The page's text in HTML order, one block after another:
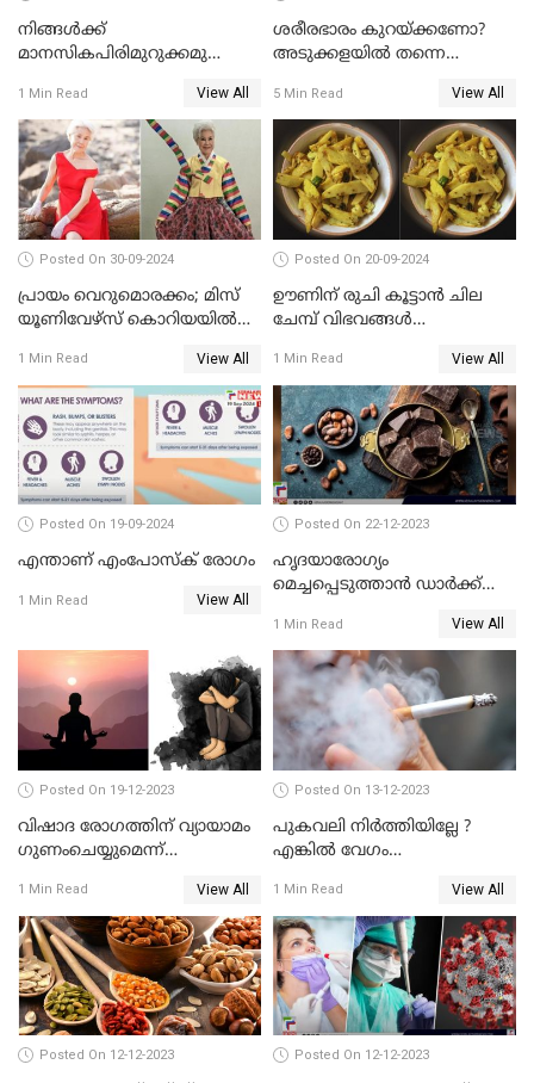
നിങ്ങൾക്ക്
മാനസികപിരിമുറുക്കമുണ്ടോ ?
അറിഞ്ഞിരിക്കുക
1 Min Read View All
ശരീരഭാരം കുറയ്ക്കണോ?
അടുക്കളയിൽ തന്നെ
5 Min Read View All
Posted On 30-09-2024
പ്രായം വെറുമൊരക്കം; മിസ്
യൂണിവേഴ്‌സ് കൊറിയയില്‍
1 Min Read View All
Posted On 20-09-2024
ഊണിന് രുചി കൂട്ടാൻ ചില
ചേമ്പ് വിഭവങ്ങൾ
1 Min Read View All
Posted On 19-09-2024
എന്താണ് എംപോസ്‌ക് രോഗം
1 Min Read View All
Posted On 22-12-2023
ഹൃദയാരോഗ്യം
മെച്ചപ്പെടുത്താന്‍ ഡാര്‍ക്ക്
1 Min Read View All
Posted On 19-12-2023
വിഷാദ രോഗത്തിന് വ്യായാമം
ഗുണംചെയ്യുമെന്ന്
1 Min Read View All
Posted On 13-12-2023
പുകവലി നിർത്തിയില്ലേ ?
എങ്കിൽ വേഗം
പുതിയ പഠനങ്ങള്‍
1 Min Read View All
Posted On 12-12-2023 Posted On 12-12-2023